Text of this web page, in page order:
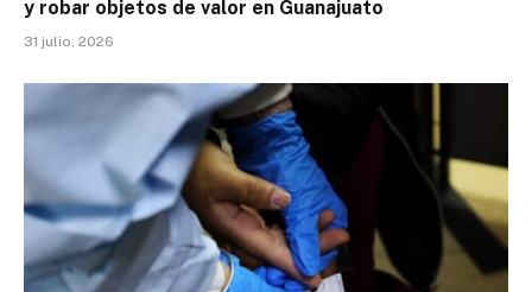
y robar objetos de valor en Guanajuato
31 julio, 2026